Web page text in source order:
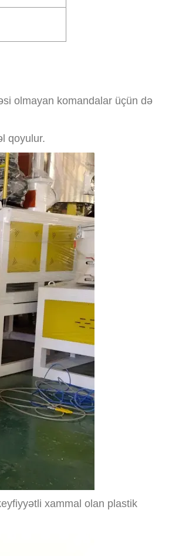
olmayan komandalar üçün də
qoyulur.
xammal olan plastik